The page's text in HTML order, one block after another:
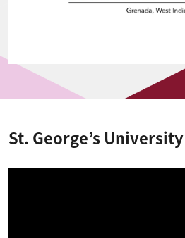
St. George’s University